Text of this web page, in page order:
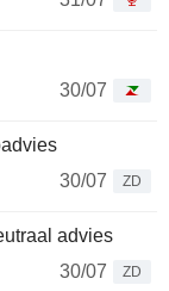
30/07
30/07
ZD
advies
30/07
ZD